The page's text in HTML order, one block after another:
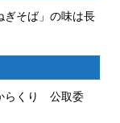
ぎそば」の味は長
らくり 公取委